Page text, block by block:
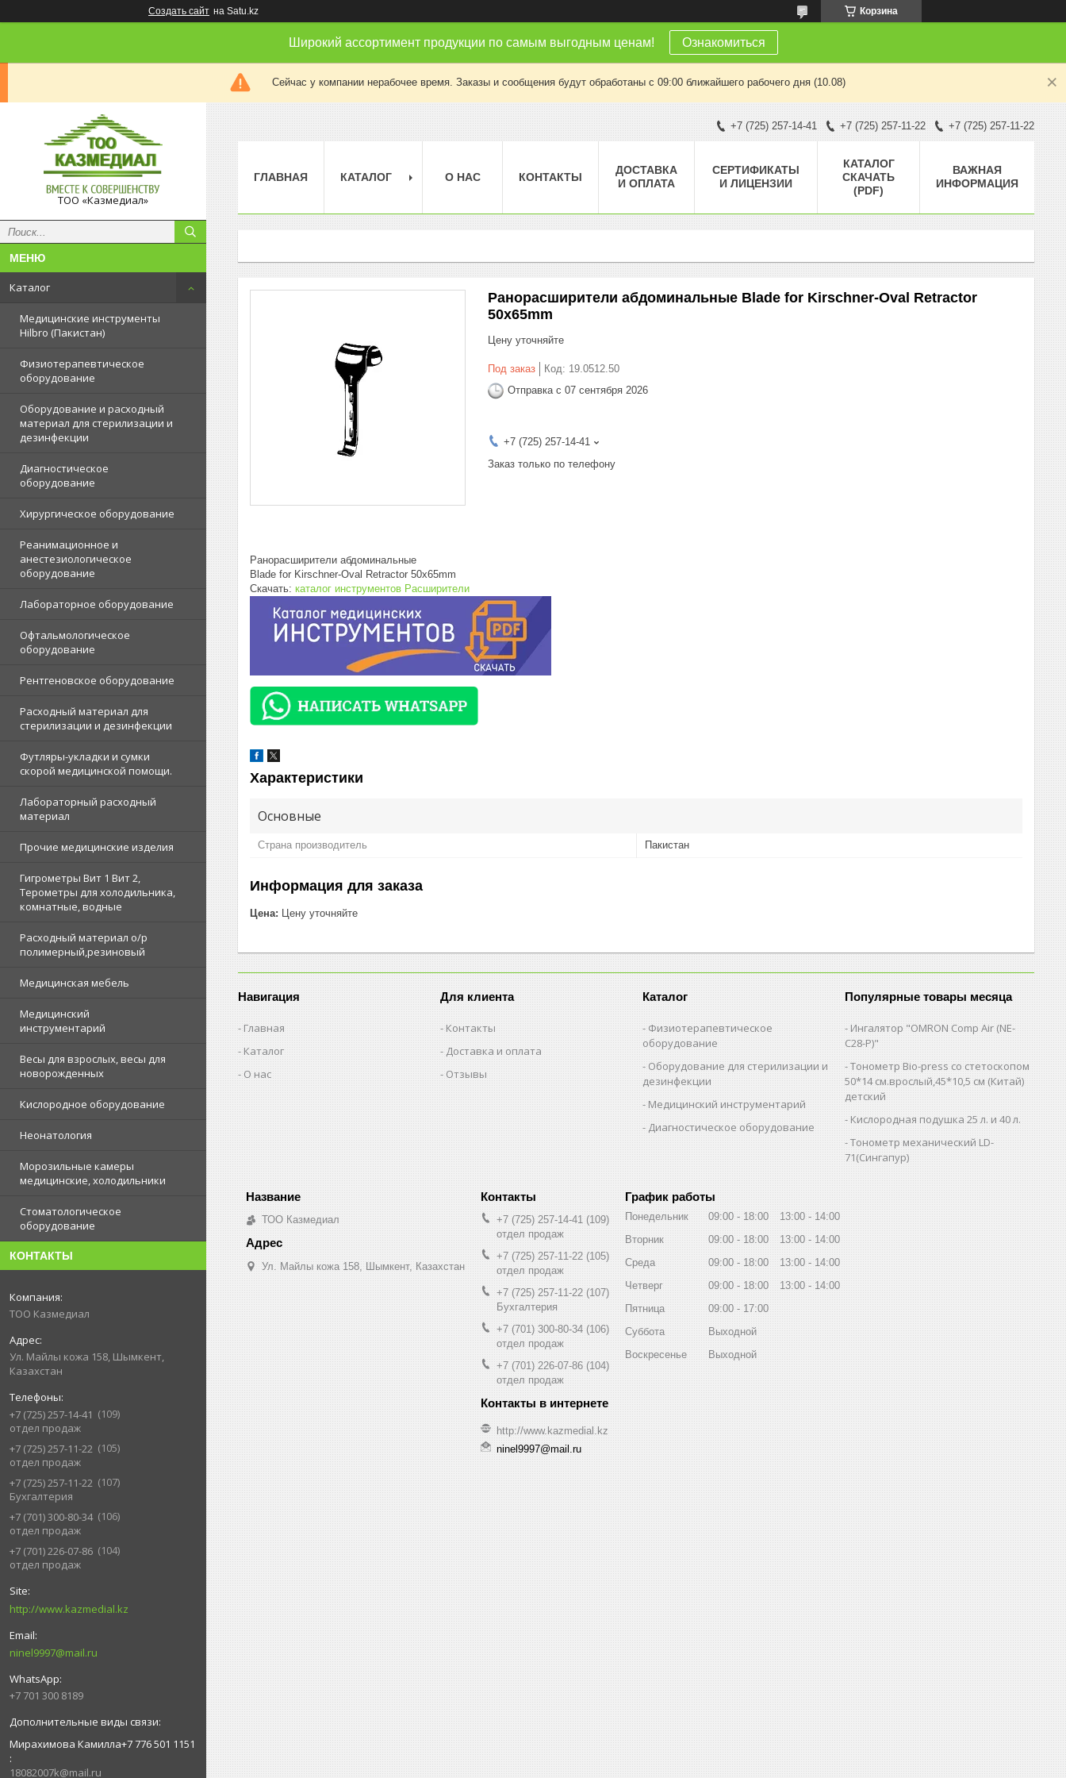
Создать сайт на Satu.kz Корзина
Широкий ассортимент продукции по самым выгодным ценам! Ознакомиться
Сейчас у компании нерабочее время. Заказы и сообщения будут обработаны с 09:00 ближайшего рабочего дня (10.08)
ТОО «Казмедиал»
Каталог
Медицинские инструменты
Hilbro (Пакистан)
Физиотерапевтическое
оборудование
Оборудование и расходный
материал для стерилизации и
дезинфекции
Диагностическое
оборудование
Хирургическое оборудование
Реанимационное и
анестезиологическое
оборудование
Лабораторное оборудование
Офтальмологическое
оборудование
Рентгеновское оборудование
Расходный материал для
стерилизации и дезинфекции
Футляры-укладки и сумки
скорой медицинской помощи.
Лабораторный расходный
материал
Прочие медицинские изделия
Гигрометры Вит 1 Вит 2,
Терометры для холодильника,
комнатные, водные
Расходный материал о/р
полимерный,резиновый
Медицинская мебель
Медицинский
инструментарий
Весы для взрослых, весы для
новорожденных
Кислородное оборудование
Неонатология
Морозильные камеры
медицинские, холодильники
Стоматологическое
оборудование
КОНТАКТЫ
ТОО Казмедиал
Ул. Майлы кожа 158, Шымкент,
Казахстан
+7 (725) 257-14-41
109
отдел продаж
+7 (725) 257-11-22
105
отдел продаж
+7 (725) 257-11-22
107
Бухгалтерия
+7 (701) 300-80-34
106
отдел продаж
+7 (701) 226-07-86
104
отдел продаж
http://www.kazmedial.kz
ninel9997@mail.ru
+7 701 300 8189
Мирахимова Камилла+7 776 501 1151
18082007k@mail.ru
+7 (725) 257-14-41 +7 (725) 257-11-22 +7 (725) 257-11-22
ГЛАВНАЯ КАТАЛОГ О НАС КОНТАКТЫ
ДОСТАВКА
И ОПЛАТА
СЕРТИФИКАТЫ
И ЛИЦЕНЗИИ
КАТАЛОГ
СКАЧАТЬ
(PDF)
ВАЖНАЯ
ИНФОРМАЦИЯ
Ранорасширители абдоминальные Blade for Kirschner-Oval Retractor
50x65mm
Цену уточняйте
Под заказ Код: 19.0512.50
Отправка с 07 сентября 2026
+7 (725) 257-14-41
Заказ только по телефону
Ранорасширители абдоминальные
Blade for Kirschner-Oval Retractor 50x65mm
Скачать: каталог инструментов Расширители
Характеристики
Основные
Страна производитель Пакистан
Информация для заказа
Цена: Цену уточняйте
Навигация
Главная
Каталог
О нас
Для клиента
Контакты
Доставка и оплата
Отзывы
Каталог
Физиотерапевтическое
оборудование
Оборудование для стерилизации и
дезинфекции
Медицинский инструментарий
Диагностическое оборудование
Популярные товары месяца
Ингалятор "OMRON Comp Air (NE-
C28-Р)"
Тонометр Bio-press со стетоскопом
50*14 см.врослый,45*10,5 см (Китай)
детский
Кислородная подушка 25 л. и 40 л.
Тонометр механический LD-
71(Сингапур)
ТОО Казмедиал
Ул. Майлы кожа 158, Шымкент, Казахстан
+7 (725) 257-14-41
109
отдел продаж
+7 (725) 257-11-22 105
отдел продаж
+7 (725) 257-11-22 107
Бухгалтерия
+7 (701) 300-80-34 106
отдел продаж
+7 (701) 226-07-86 104
отдел продаж
http://www.kazmedial.kz
ninel9997@mail.ru
График работы
Понедельник 09:00 18:00 13:00
14:00
Вторник
09:00 18:00 13:00
14:00
Среда
09:00 18:00 13:00
14:00
Четверг
09:00 18:00 13:00
14:00
Пятница
09:00
17:00
Суббота
Выходной
Воскресенье
Выходной